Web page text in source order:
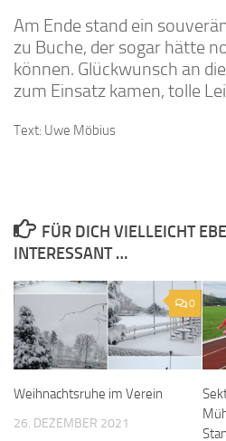
Am Ende stand ein
zu Buche, der sogar hätte
können. Glückwunsch an
zum Einsatz kamen, tolle
Text: Uwe Möbius
FÜR DICH VIELLEICHT
INTERESSANT …
0
Weihnachtsruhe im Verein
26. DEZEMBER 2021